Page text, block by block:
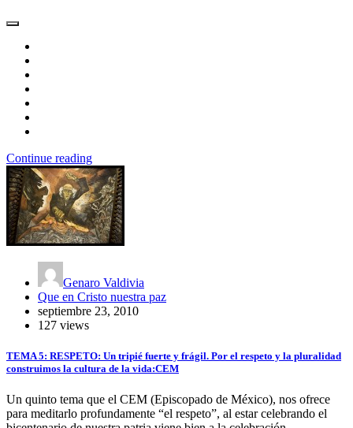
Continue reading
Genaro Valdivia
Que en Cristo nuestra paz
septiembre 23, 2010
127 views
TEMA 5: RESPETO: Un tripié fuerte y frágil. Por el respeto y la pluralidad
construimos la cultura de la vida:CEM
Un quinto tema que el CEM (Episcopado de México), nos ofrece
para meditarlo profundamente “el respeto”, al estar celebrando el